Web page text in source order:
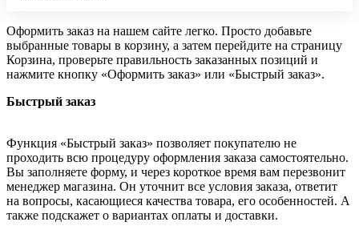
Оформить заказ на нашем сайте легко. Просто добавьте
выбранные товары в корзину, а затем перейдите на страницу
Корзина, проверьте правильность заказанных позиций и
нажмите кнопку «Оформить заказ» или «Быстрый заказ».
Быстрый заказ
Функция «Быстрый заказ» позволяет покупателю не
проходить всю процедуру оформления заказа самостоятельно.
Вы заполняете форму, и через короткое время вам перезвонит
менеджер магазина. Он уточнит все условия заказа, ответит
на вопросы, касающиеся качества товара, его особенностей. А
также подскажет о вариантах оплаты и доставки.